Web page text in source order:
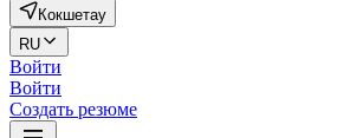
Кокшетау
RU
Войти
Войти
Создать резюме